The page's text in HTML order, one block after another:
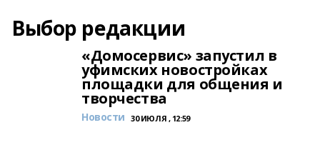
Выбор редакции
«Домосервис» запустил в
уфимских новостройках
площадки для общения и
творчества
Новости 30 ИЮЛЯ , 12:59